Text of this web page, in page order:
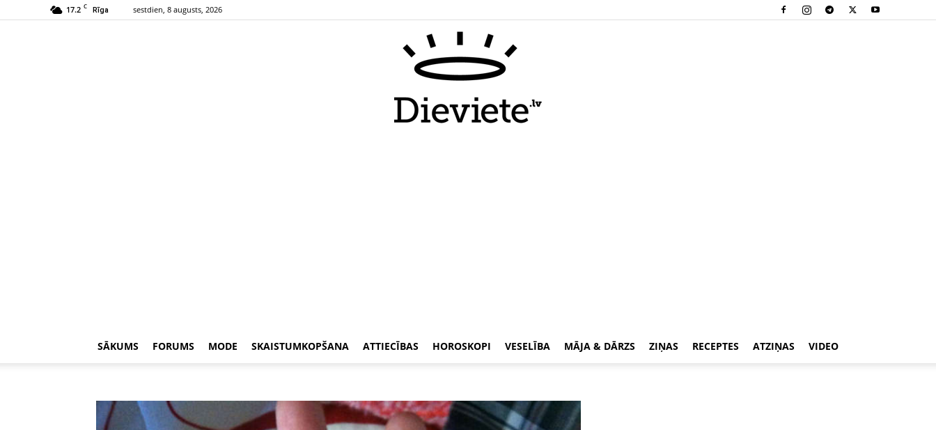
17.2 C Rīga sestdien, 8 augusts, 2026
SĀKUMS FORUMS MODE SKAISTUMKOPŠANA ATTIECĪBAS HOROSKOPI VESELĪBA MĀJA & DĀRZS ZIŅAS RECEPTES ATZIŅAS VIDEO